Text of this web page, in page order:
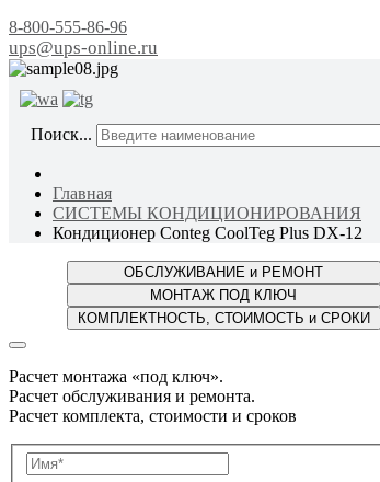
8-800-555-86-96
ups@ups-online.ru
Поиск...
Главная
СИСТЕМЫ КОНДИЦИОНИРОВАНИЯ
Кондиционер Conteg CoolTeg Plus DX-12
Расчет монтажа «под ключ».
Расчет обслуживания и ремонта.
Расчет комплекта, стоимости и сроков